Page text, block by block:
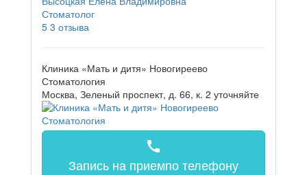
Стоматолог
5 3 отзыва
Клиника «Мать и дитя» Новогиреево
Стоматология
Москва, Зеленый проспект, д. 66, к. 2 уточняйте
call
Запись на приемпо телефону